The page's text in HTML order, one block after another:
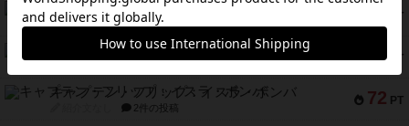
PT
エコーズ・オブ・タイム
紹介文なし 8件の投稿
79 PT
南北戦争
72 PT
キャプテン・フリップ：イスラ・ボンバ
2件の投稿